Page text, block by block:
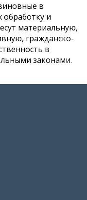
в
и
материальную,
гражданско-
в
законами.